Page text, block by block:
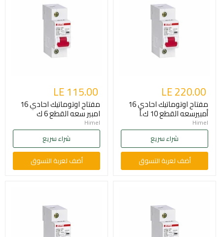
LE 220.00
مفتاح اوتوماتيك احادي 16
أمبيرسعه القطع 10 ك.أ
Himel
شراء سريع
أضف لعربة التسوق
LE 115.00
مفتاح اوتوماتيك احادي 16
امبير سعه القطع 6 ك
Himel
شراء سريع
أضف لعربة التسوق